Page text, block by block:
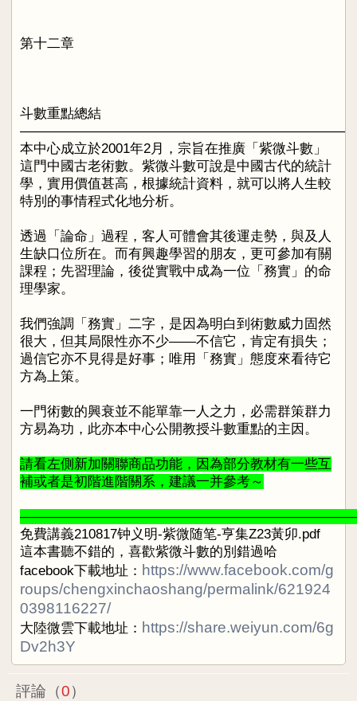
第十二章
斗數重點總結
————————————————————————
本中心成立於2001年2月，宗旨在推廣「紫微斗數」
這門中國古老術數。紫微斗數可說是中國古代的統計
學，實用價值甚高，根據統計資料，就可以將人生較
特別的事情程式化地分析。
透過「論命」過程，客人可體會其後運走勢，與及人
生缺口位所在。而有興趣學習的朋友，更可參加有關
課程；先習理論，後從實戰中成為一位「務實」的命
理學家。
我們強調「務實」二字，是因為明白到術數威力固然
很大，但其局限性亦不少——不信它，肯定有損失；
過信它亦不見得是好事；唯用「務實」態度來看待它
方為上策。
一門術數的興衰並不能單靠一人之力，必需群策群力
方易為功，此亦本中心公開教授斗數重點的主因。
請看左側新加關聯商品功能，因為部分教材有一些互
補或者是初階進階關系，建議一并參考～
免費講義210817钟义明-紫微随笔-亨集Z23黃卯.pdf
這本書聽不錯的，喜歡紫微斗數的別錯過哈
facebook下載地址： https://www.facebook.com/g
roups/chengxinchaoshang/permalink/621924
0398116227/
大陸微雲下載地址： https://share.weiyun.com/6g
Dv2h3Y
評論（0）